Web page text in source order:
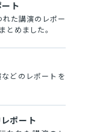
ト
れた講演のレポー
とめました。
どのレポートを
ポート